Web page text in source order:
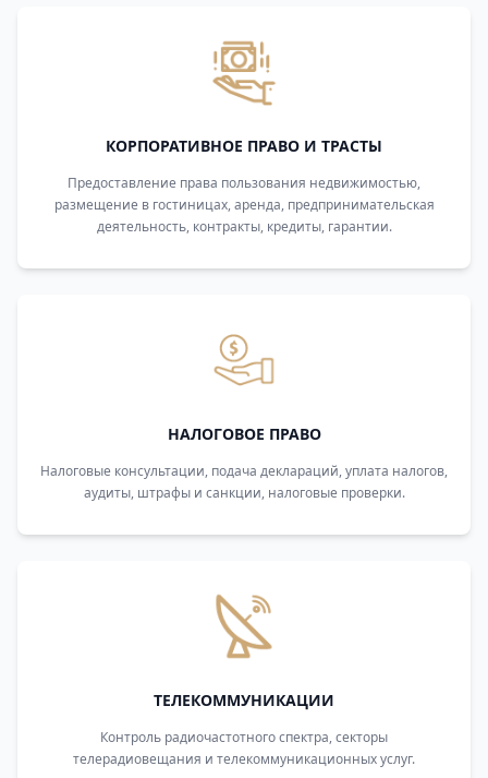
КОРПОРАТИВНОЕ ПРАВО И ТРАСТЫ
Предоставление права пользования недвижимостью,
размещение в гостиницах, аренда, предпринимательская
деятельность, контракты, кредиты, гарантии.
НАЛОГОВОЕ ПРАВО
Налоговые консультации, подача деклараций, уплата налогов,
аудиты, штрафы и санкции, налоговые проверки.
ТЕЛЕКОММУНИКАЦИИ
Контроль радиочастотного спектра, секторы
телерадиовещания и телекоммуникационных услуг.